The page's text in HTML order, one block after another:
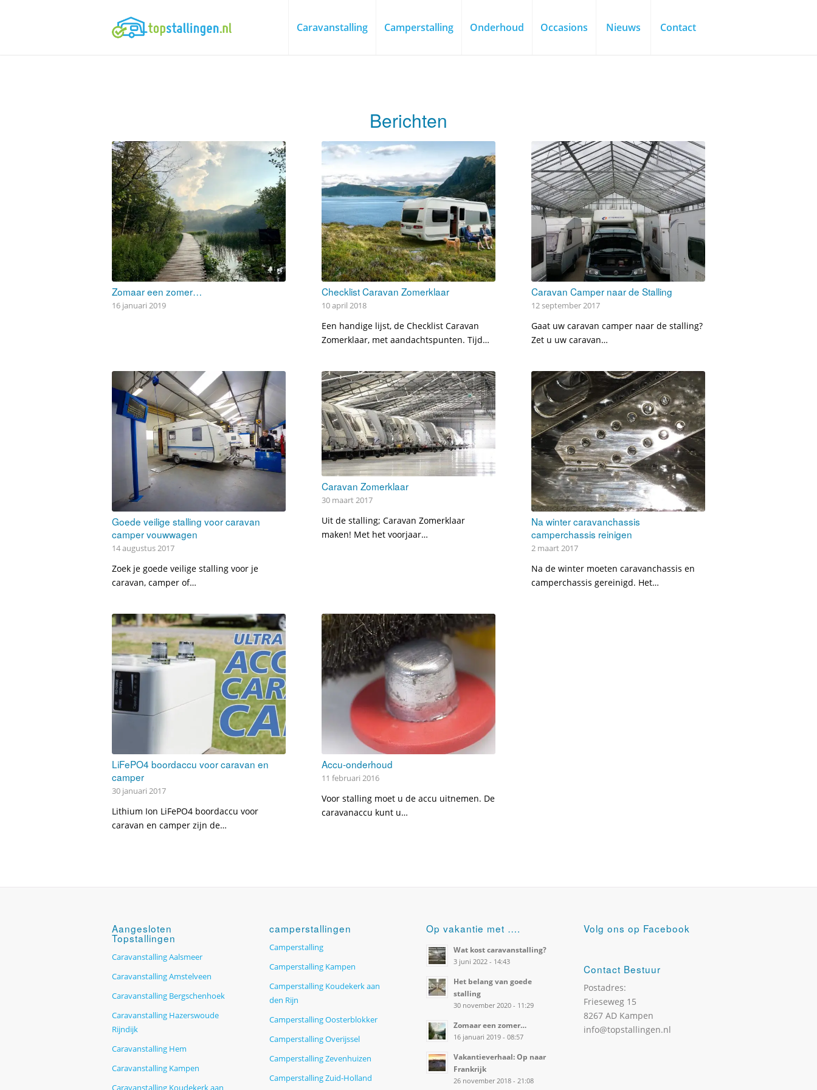
Caravanstalling Camperstalling Onderhoud Occasions Nieuws Contact
Berichten
Zomaar een zomer…
16 januari 2019
Checklist Caravan Zomerklaar
10 april 2018
Een handige lijst, de Checklist Caravan
Zomerklaar, met aandachtspunten. Tijd…
Caravan Camper naar de Stalling
12 september 2017
Gaat uw caravan camper naar de stalling?
Zet u uw caravan…
Goede veilige stalling voor caravan
camper vouwwagen
14 augustus 2017
Zoek je goede veilige stalling voor je
caravan, camper of…
Caravan Zomerklaar
30 maart 2017
Uit de stalling; Caravan Zomerklaar
maken! Met het voorjaar…
Na winter caravanchassis
camperchassis reinigen
2 maart 2017
Na de winter moeten caravanchassis en
camperchassis gereinigd. Het…
LiFePO4 boordaccu voor caravan en
camper
30 januari 2017
Lithium Ion LiFePO4 boordaccu voor
caravan en camper zijn de…
Accu-onderhoud
11 februari 2016
Voor stalling moet u de accu uitnemen. De
caravanaccu kunt u…
Aangesloten
Topstallingen
Caravanstalling Aalsmeer
Caravanstalling Amstelveen
Caravanstalling Bergschenhoek
Caravanstalling Hazerswoude
Rijndijk
Caravanstalling Hem
Caravanstalling Kampen
Caravanstalling Koudekerk aan
camperstallingen
Camperstalling
Camperstalling Kampen
Camperstalling Koudekerk aan
den Rijn
Camperstalling Oosterblokker
Camperstalling Overijssel
Camperstalling Zevenhuizen
Camperstalling Zuid-Holland
Op vakantie met ….
Wat kost caravanstalling?
3 juni 2022 - 14:43
Het belang van goede
stalling
30 november 2020 - 11:29
Zomaar een zomer…
16 januari 2019 - 08:57
Vakantieverhaal: Op naar
Frankrijk
26 november 2018 - 21:08
Volg ons op Facebook
Contact Bestuur
Postadres:
Frieseweg 15
8267 AD Kampen
info@topstallingen.nl